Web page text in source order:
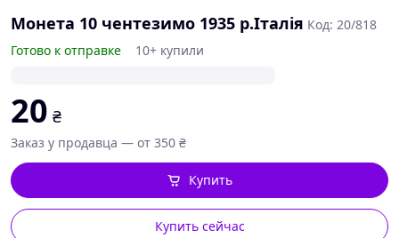
Монета 10 чентезимо 1935 р.Італія Код: 20/818
Готово к отправке
10+ купили
20 ₴
Заказ у продавца — от 350 ₴
Купить сейчас
Купить